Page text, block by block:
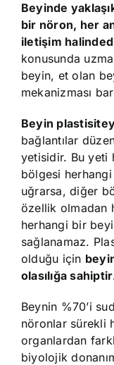
Beyinde
bir nöron, her
iletişim
konusunda
beyin, et olan
mekanizması
Beyin
bağlantılar
yetisidir. Bu yeti
bölgesi
uğrarsa, diğer
özellik olmadan
herhangi bir
sağlanamaz.
olduğu için
olasılığa sahiptir
Beynin %70’i
nöronlar sürekli
organlardan
biyolojik